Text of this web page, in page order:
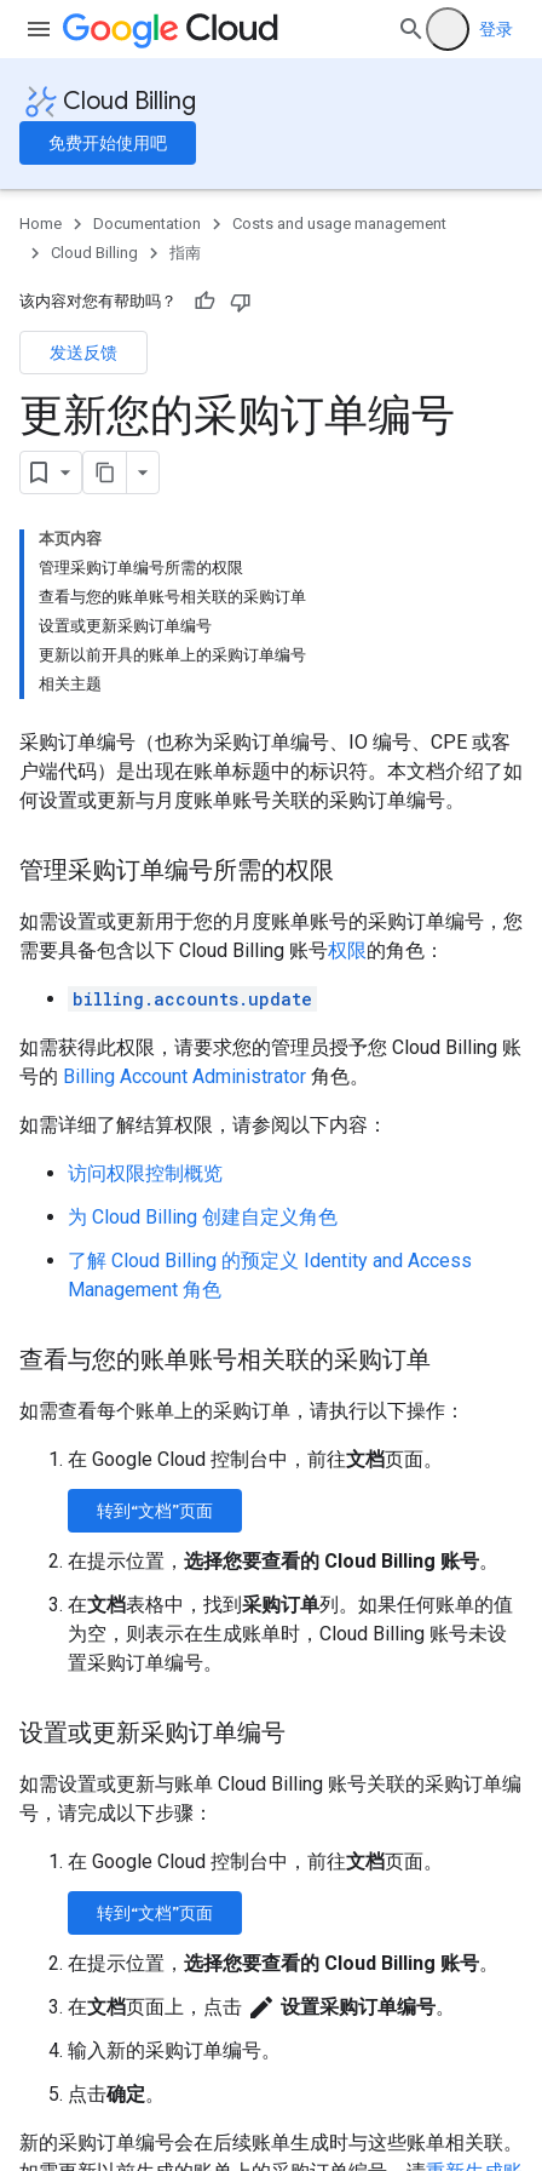
登录
Cloud Billing
免费开始使用吧
Home Documentation
Costs and usage management
Cloud Billing
指南
该内容对您有帮助吗？
发送反馈
更新您的采购订单编号
本页内容
管理采购订单编号所需的权限
查看与您的账单账号相关联的采购订单
设置或更新采购订单编号
更新以前开具的账单上的采购订单编号
相关主题
采购订单编号（也称为采购订单编号、IO 编号、CPE 或客
户端代码）是出现在账单标题中的标识符。本文档介绍了如
何设置或更新与月度账单账号关联的采购订单编号。
管理采购订单编号所需的权限
如需设置或更新用于您的月度账单账号的采购订单编号，您
需要具备包含以下 Cloud Billing 账号权限的角色：
billing.accounts.update
如需获得此权限，请要求您的管理员授予您 Cloud Billing 账
号的 Billing Account Administrator 角色。
如需详细了解结算权限，请参阅以下内容：
访问权限控制概览
为 Cloud Billing 创建自定义角色
了解 Cloud Billing 的预定义 Identity and Access
Management 角色
查看与您的账单账号相关联的采购订单
如需查看每个账单上的采购订单，请执行以下操作：
在 Google Cloud 控制台中，前往文档页面。
转到“文档”页面
在提示位置， 选择您要查看的 Cloud Billing 账号。
在文档表格中，找到采购订单列。如果任何账单的值
为空，则表示在生成账单时，Cloud Billing 账号未设
置采购订单编号。
设置或更新采购订单编号
如需设置或更新与账单 Cloud Billing 账号关联的采购订单编
号，请完成以下步骤：
在 Google Cloud 控制台中，前往文档页面。
转到“文档”页面
在提示位置， 选择您要查看的 Cloud Billing 账号。
在文档页面上，点击 edit 设置采购订单编号。
输入新的采购订单编号。
点击确定。
新的采购订单编号会在后续账单生成时与这些账单相关联。